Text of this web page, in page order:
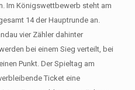
Im Königswettbewerb steht am
14 der Hauptrunde an.
vier Zähler dahinter
bei einem Sieg verteilt, bei
Punkt. Der Spieltag am
Ticket eine